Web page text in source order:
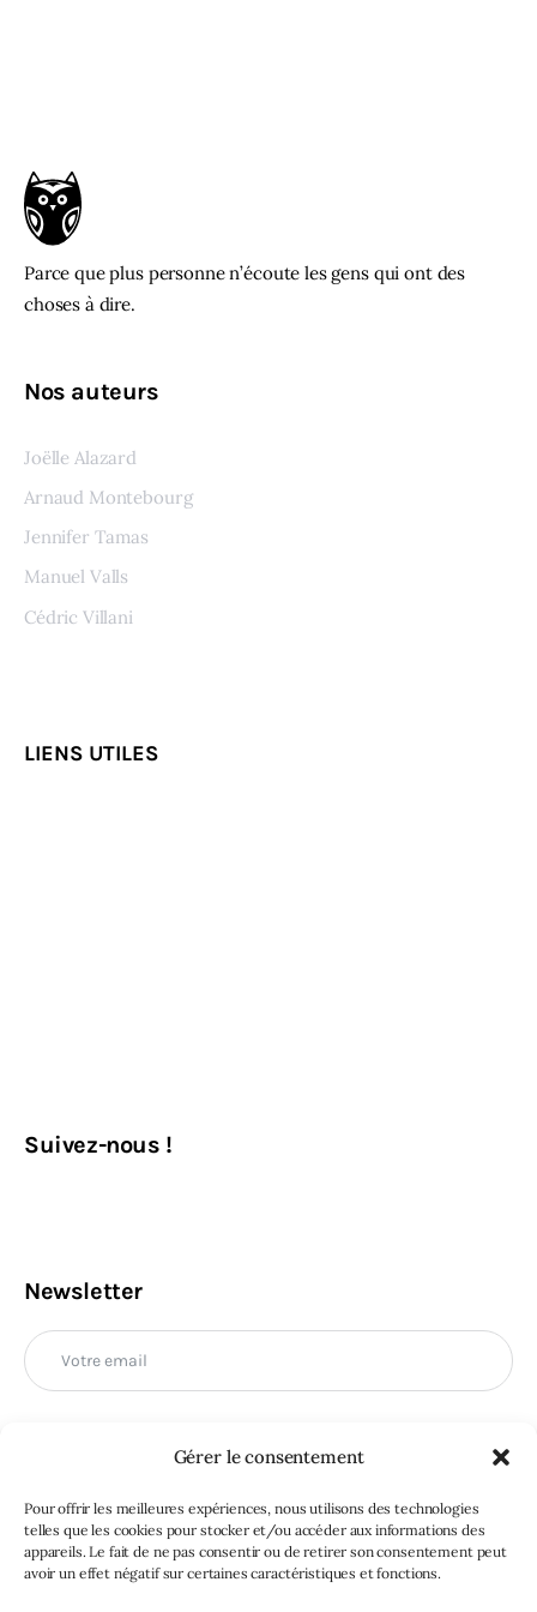
Gérer le consentement
Pour offrir les meilleures expériences, nous utilisons des technologies
telles que les cookies pour stocker et/ou accéder aux informations des
appareils. Le fait de ne pas consentir ou de retirer son consentement peut
avoir un effet négatif sur certaines caractéristiques et fonctions.
Parce que plus personne n’écoute les gens qui ont des
choses à dire.
Nos auteurs
Joëlle Alazard
Arnaud Montebourg
Jennifer Tamas
Manuel Valls
Cédric Villani
LIENS UTILES
Suivez-nous !
Newsletter
M'INSCRIRE